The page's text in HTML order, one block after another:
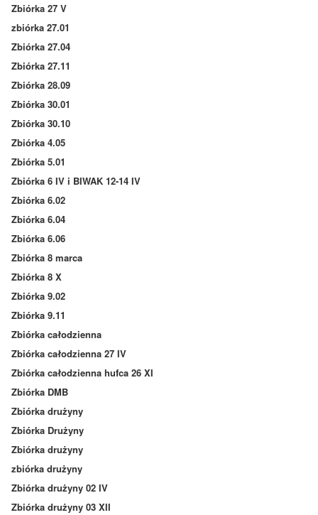
Zbiórka 27 V
zbiórka 27.01
Zbiórka 27.04
Zbiórka 27.11
Zbiórka 28.09
Zbiórka 30.01
Zbiórka 30.10
Zbiórka 4.05
Zbiórka 5.01
Zbiórka 6 IV i BIWAK 12-14 IV
Zbiórka 6.02
Zbiórka 6.04
Zbiórka 6.06
Zbiórka 8 marca
Zbiórka 8 X
Zbiórka 9.02
Zbiórka 9.11
Zbiórka całodzienna
Zbiórka całodzienna 27 IV
Zbiórka całodzienna hufca 26 XI
Zbiórka DMB
Zbiórka drużyny
Zbiórka Drużyny
Zbiórka drużyny
zbiórka drużyny
Zbiórka drużyny 02 IV
Zbiórka drużyny 03 XII